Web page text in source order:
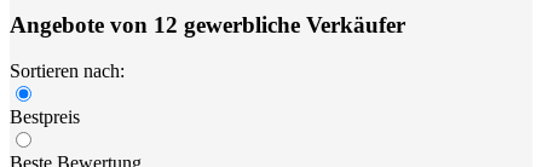
Angebote von 12 gewerbliche Verkäufer
Sortieren nach:
Bestpreis